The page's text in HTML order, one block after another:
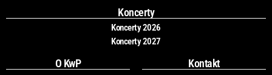
k
a
m
Koncerty
Koncerty 2026
Koncerty 2027
O KwP
Kontakt